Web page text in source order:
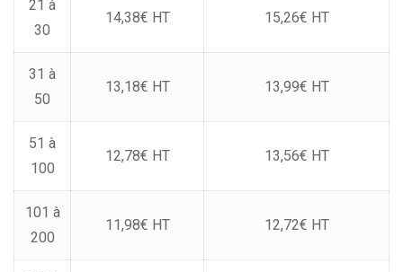
21 à
30
14,38€ HT 15,26€ HT
31 à
50
13,18€ HT 13,99€ HT
51 à
100
12,78€ HT 13,56€ HT
101 à
200
11,98€ HT 12,72€ HT